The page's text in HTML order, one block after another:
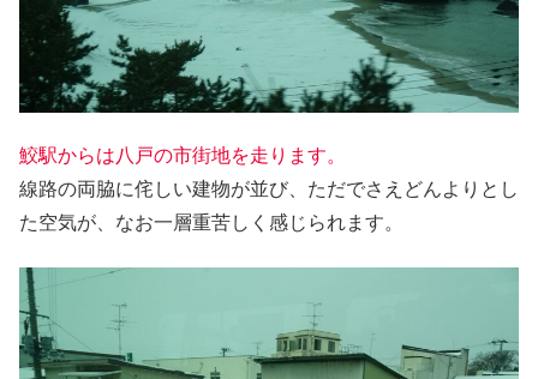
鮫駅からは八戸の市街地を走ります。
線路の両脇に侘しい建物が並び、ただでさえどんよりとし
た空気が、なお一層重苦しく感じられます。